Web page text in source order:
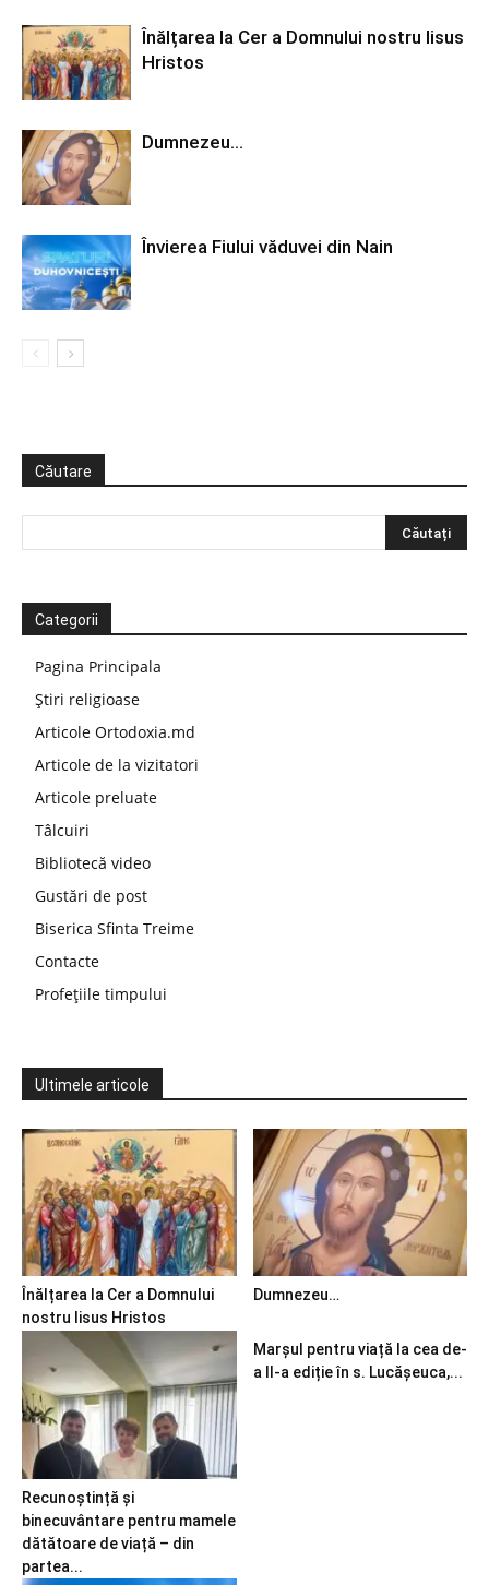
Înălțarea la Cer a Domnului nostru Iisus
Hristos
Dumnezeu…
Învierea Fiului văduvei din Nain
Căutare
Categorii
Pagina Principala
Știri religioase
Articole Ortodoxia.md
Articole de la vizitatori
Articole preluate
Tâlcuiri
Bibliotecă video
Gustări de post
Biserica Sfinta Treime
Contacte
Profețiile timpului
Ultimele articole
Înălțarea la Cer a Domnului
nostru Iisus Hristos
Dumnezeu…
Recunoștință și
binecuvântare pentru mamele
dătătoare de viață – din
partea...
Marșul pentru viață la cea de-
a II-a ediție în s. Lucășeuca,...